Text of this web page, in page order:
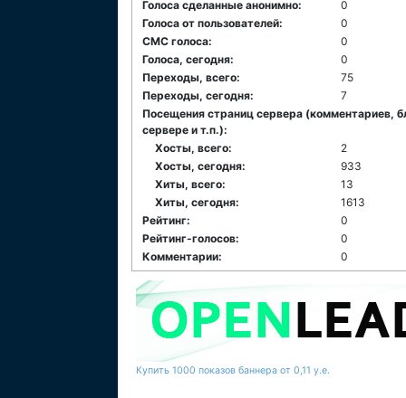
Голоса сделанные анонимно:
0
Голоса от пользователей:
0
СМС голоса:
0
Голоса, сегодня:
0
Переходы, всего:
75
Переходы, сегодня:
7
Посещения страниц сервера (комментариев,
сервере и т.п.):
Хосты, всего:
2
Хосты, сегодня:
933
Хиты, всего:
13
Хиты, сегодня:
1613
Рейтинг:
0
Рейтинг-голосов:
0
Комментарии:
0
Купить 1000 показов баннера от 0,11 у.е.